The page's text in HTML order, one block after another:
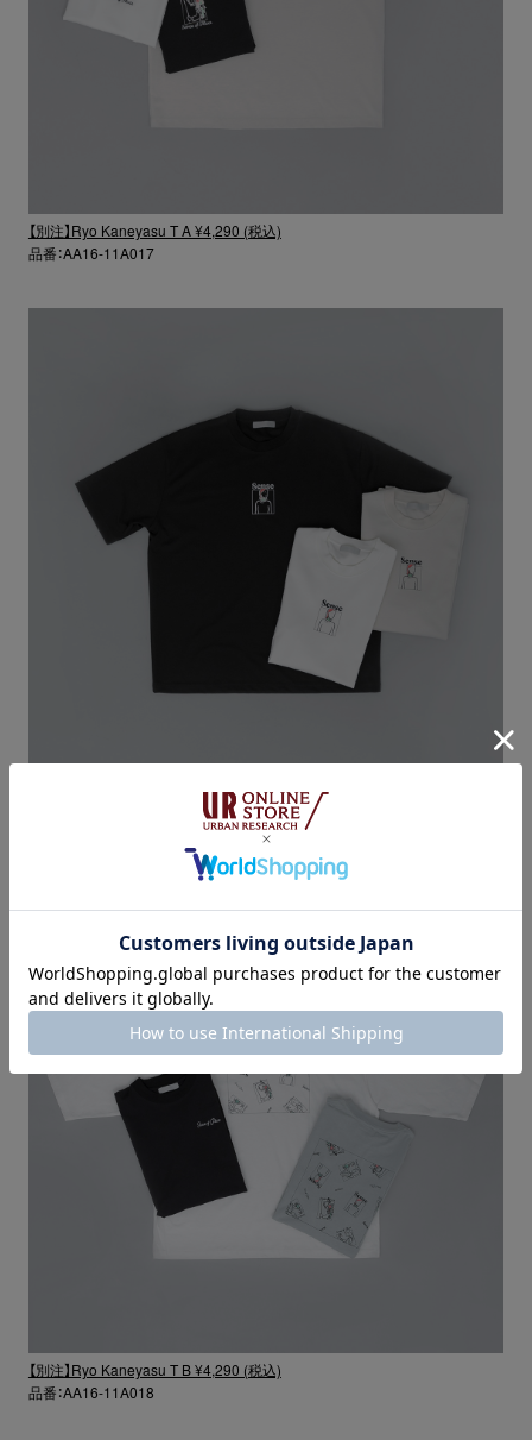
【別注】Ryo Kaneyasu T A ¥4,290 (税込)
品番：AA16-11A017
【別注】Ryo Kaneyasu T C ¥4,290 (税込)
【別注】Ryo Kaneyasu T B ¥4,290 (税込)
品番：AA16-11A018